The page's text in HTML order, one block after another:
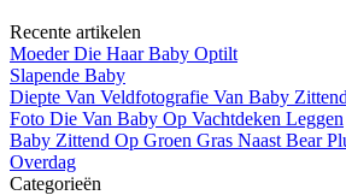
Recente artikelen
Moeder Die Haar Baby Optilt
Slapende Baby
Diepte Van Veldfotografie Van Baby
Foto Die Van Baby Op Vachtdeken Leggen
Baby Zittend Op Groen Gras Naast Bear
Overdag
Categorieën